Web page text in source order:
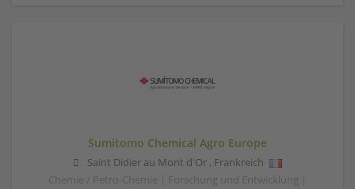
Sumitomo Chemical Agro Europe
Saint Didier au Mont d'Or , Frankreich
Chemie / Petro-Chemie | Forschung und Entwicklung |